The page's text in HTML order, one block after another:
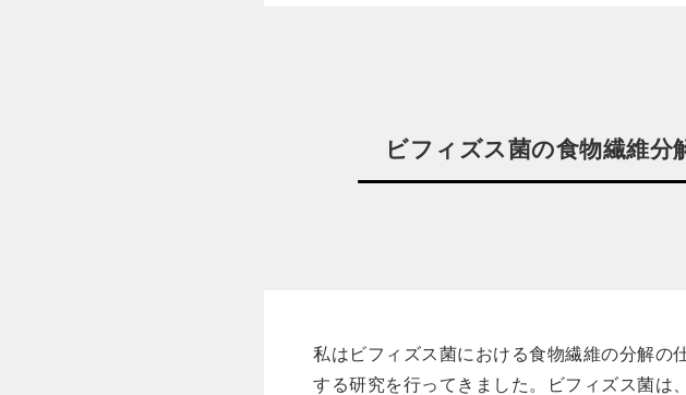
ビフィズス菌の食物繊維分
私はビフィズス菌における食物繊維の分解の
する研究を行ってきました。ビフィズス菌は